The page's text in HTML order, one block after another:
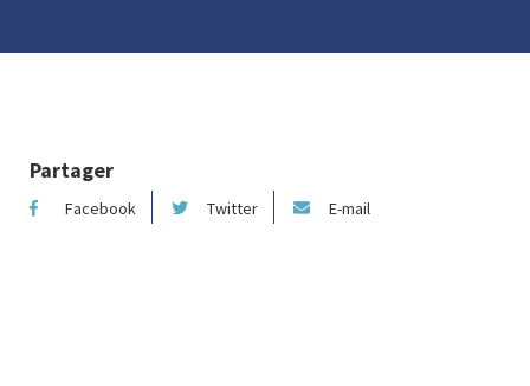
Partager
Facebook Twitter E-mail